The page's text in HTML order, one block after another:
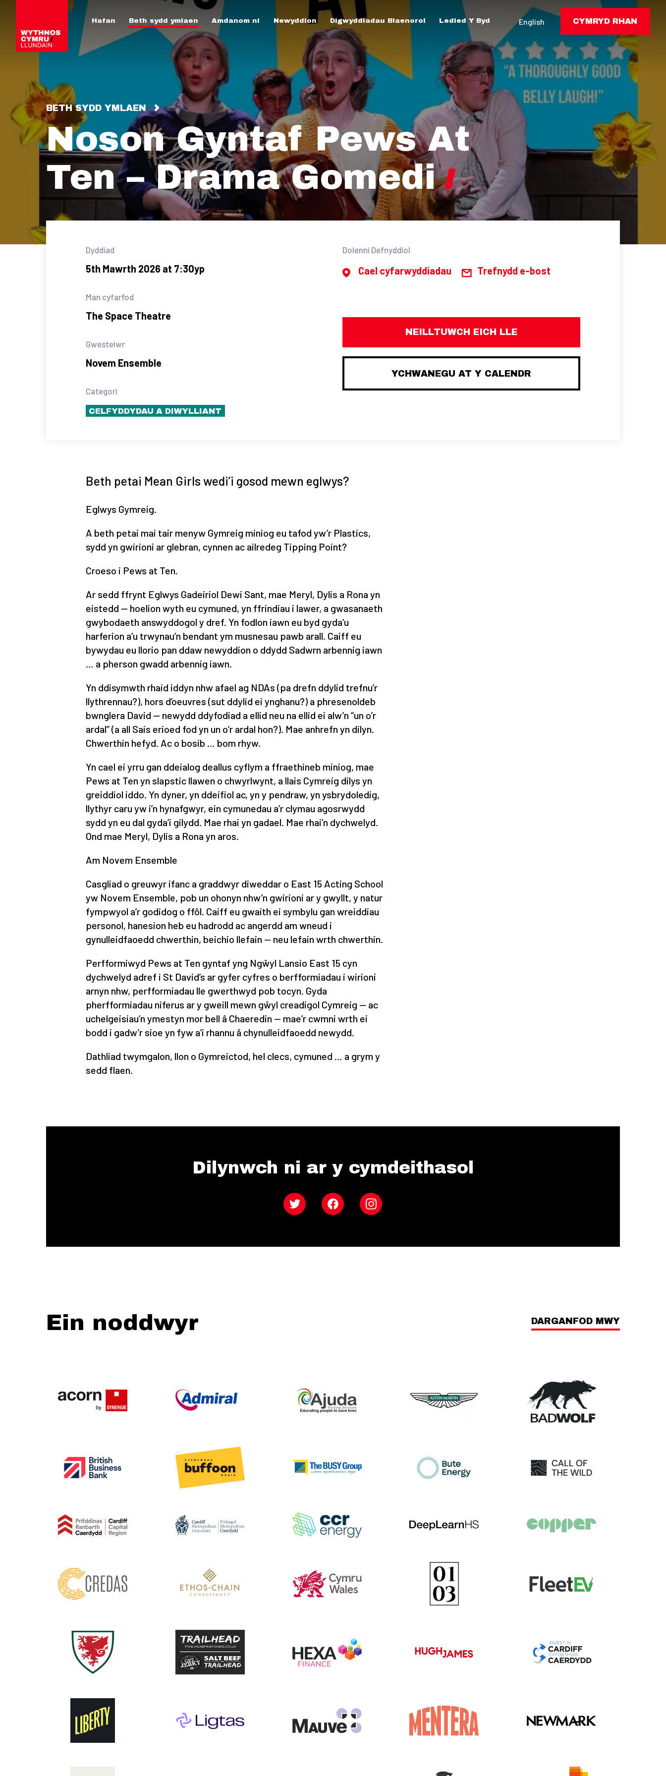
Hafan Beth sydd ymlaen Amdanom ni Newyddion Digwyddiadau Blaenorol Ledled Y Byd English CYMRYD RHAN
BETH SYDD YMLAEN
Noson Gyntaf Pews At
Ten – Drama Gomedi
Dyddiad
5th Mawrth 2026 at 7:30yp
Man cyfarfod
The Space Theatre
Gwesteiwr
Novem Ensemble
Categori
CELFYDDYDAU A DIWYLLIANT
Dolenni Defnyddiol
Cael cyfarwyddiadau Trefnydd e-bost
NEILLTUWCH EICH LLE
YCHWANEGU AT Y CALENDR
Beth petai Mean Girls wedi’i gosod mewn eglwys?
Eglwys Gymreig.
A beth petai mai tair menyw Gymreig miniog eu tafod yw’r Plastics,
sydd yn gwirioni ar glebran, cynnen ac ailredeg Tipping Point?
Croeso i Pews at Ten.
Ar sedd ffrynt Eglwys Gadeiriol Dewi Sant, mae Meryl, Dylis a Rona yn
eistedd — hoelion wyth eu cymuned, yn ffrindiau i lawer, a gwasanaeth
gwybodaeth answyddogol y dref. Yn fodlon iawn eu byd gyda’u
harferion a’u trwynau’n bendant ym musnesau pawb arall. Caiff eu
bywydau eu llorio pan ddaw newyddion o ddydd Sadwrn arbennig iawn
… a pherson gwadd arbennig iawn.
Yn ddisymwth rhaid iddyn nhw afael ag NDAs (pa drefn ddylid trefnu’r
llythrennau?), hors d’oeuvres (sut ddylid ei ynghanu?) a phresenoldeb
bwnglera David — newydd ddyfodiad a ellid neu na ellid ei alw’n “un o’r
ardal” (a all Sais erioed fod yn un o’r ardal hon?). Mae anhrefn yn dilyn.
Chwerthin hefyd. Ac o bosib … bom rhyw.
Yn cael ei yrru gan ddeialog deallus cyflym a ffraethineb miniog, mae
Pews at Ten yn slapstic llawen o chwyrlwynt, a llais Cymreig dilys yn
greiddiol iddo. Yn dyner, yn ddeifiol ac, yn y pendraw, yn ysbrydoledig,
llythyr caru yw i’n hynafgwyr, ein cymunedau a’r clymau agosrwydd
sydd yn eu dal gyda’i gilydd. Mae rhai yn gadael. Mae rhai’n dychwelyd.
Ond mae Meryl, Dylis a Rona yn aros.
Am Novem Ensemble
Casgliad o greuwyr ifanc a graddwyr diweddar o East 15 Acting School
yw Novem Ensemble, pob un ohonyn nhw’n gwirioni ar y gwyllt, y natur
fympwyol a’r godidog o ffôl. Caiff eu gwaith ei symbylu gan wreiddiau
personol, hanesion heb eu hadrodd ac angerdd am wneud i
gynulleidfaoedd chwerthin, beichio llefain — neu lefain wrth chwerthin.
Perfformiwyd Pews at Ten gyntaf yng Ngŵyl Lansio East 15 cyn
dychwelyd adref i St David’s ar gyfer cyfres o berfformiadau i wirioni
arnyn nhw, perfformiadau lle gwerthwyd pob tocyn. Gyda
pherfformiadau niferus ar y gweill mewn gŵyl creadigol Cymreig — ac
uchelgeisiau’n ymestyn mor bell â Chaeredin — mae’r cwmni wrth ei
bodd i gadw’r sioe yn fyw a’i rhannu â chynulleidfaoedd newydd.
Dathliad twymgalon, llon o Gymreictod, hel clecs, cymuned … a grym y
sedd flaen.
Dilynwch ni ar y cymdeithasol
Twitter Facebook Instagram
Ein noddwyr DARGANFOD MWY